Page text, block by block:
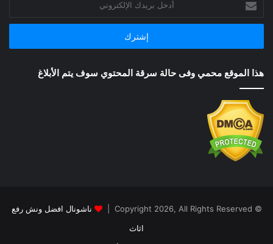
بريدك
الإلكتروني
هذا الموقع محمي وفى حالة سرقة المحتوي سوف يتم الأبلاغ
© Copyright 2026, All Rights Reserved |
ناشونال افضل ونش رفع
اثاث